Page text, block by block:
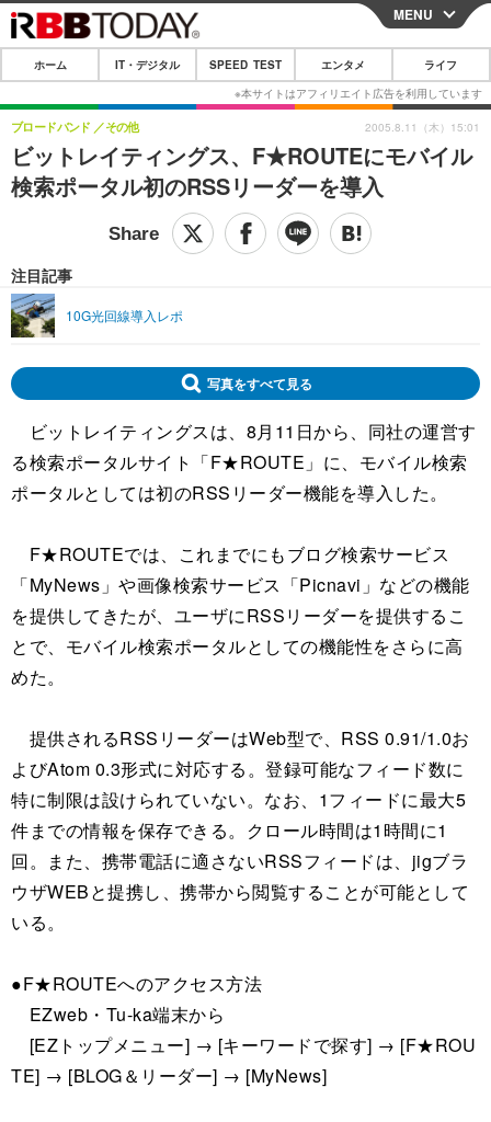
CLOSE
ホーム
IT・デジタル
IT・デジタルTOP スマートフォン
ガジェット・ツール
その他
SPEED TEST
映画・ドラマ
ショッピング その他
ライフTOP
リリース一覧
MENU
ホーム IT・デジタル SPEED TEST エンタメ ライフ
ビットレイティングス、F★ROUTEにモバイル
検索ポータル初のRSSリーダーを導入
ブロードバンド その他
注目記事
10G光回線導入レポ
2005.8.11（木）15:01
写真をすべて見る
ビットレイティングスは、8月11日から、同社の運営す
る検索ポータルサイト「F★ROUTE」に、モバイル検索
ポータルとしては初のRSSリーダー機能を導入した。
F★ROUTEでは、これまでにもブログ検索サービス
「MyNews」や画像検索サービス「Picnavi」などの機能
を提供してきたが、ユーザにRSSリーダーを提供するこ
とで、モバイル検索ポータルとしての機能性をさらに高
めた。
提供されるRSSリーダーはWeb型で、RSS 0.91/1.0お
よびAtom 0.3形式に対応する。登録可能なフィード数に
特に制限は設けられていない。なお、1フィードに最大5
件までの情報を保存できる。クロール時間は1時間に1
回。また、携帯電話に適さないRSSフィードは、jigブラ
ウザWEBと提携し、携帯から閲覧することが可能として
いる。
●F★ROUTEへのアクセス方法
EZweb・Tu-ka端末から
[EZトップメニュー] → [キーワードで探す] → [F★ROU
TE] → [BLOG＆リーダー] → [MyNews]